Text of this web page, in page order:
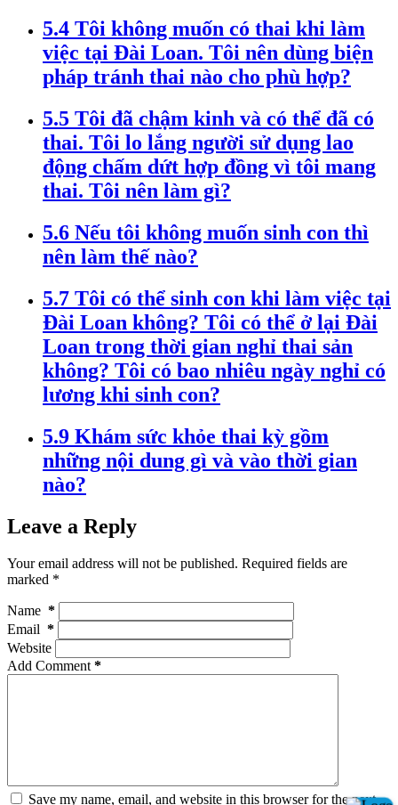
5.4 Tôi không muốn có thai khi làm
việc tại Đài Loan. Tôi nên dùng biện
pháp tránh thai nào cho phù hợp?
5.5 Tôi đã chậm kinh và có thể đã có
thai. Tôi lo lắng người sử dụng lao
động chấm dứt hợp đồng vì tôi mang
thai. Tôi nên làm gì?
5.6 Nếu tôi không muốn sinh con thì
nên làm thế nào?
5.7 Tôi có thể sinh con khi làm việc tại
Đài Loan không? Tôi có thể ở lại Đài
Loan trong thời gian nghỉ thai sản
không? Tôi có bao nhiêu ngày nghỉ có
lương khi sinh con?
5.9 Khám sức khỏe thai kỳ gồm
những nội dung gì và vào thời gian
nào?
Leave a Reply
Your email address will not be published. Required fields are
marked *
Name *
Email *
Website
Add Comment*
Save my name, email, and website in this browser for the next